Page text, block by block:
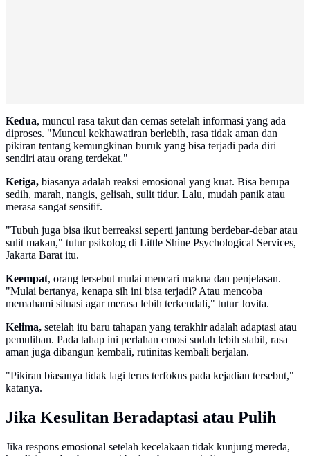
Kedua, muncul rasa takut dan cemas setelah informasi yang ada
diproses. "Muncul kekhawatiran berlebih, rasa tidak aman dan
pikiran tentang kemungkinan buruk yang bisa terjadi pada diri
sendiri atau orang terdekat."
Ketiga, biasanya adalah reaksi emosional yang kuat. Bisa berupa
sedih, marah, nangis, gelisah, sulit tidur. Lalu, mudah panik atau
merasa sangat sensitif.
"Tubuh juga bisa ikut berreaksi seperti jantung berdebar-debar atau
sulit makan," tutur psikolog di Little Shine Psychological Services,
Jakarta Barat itu.
Keempat, orang tersebut mulai mencari makna dan penjelasan.
"Mulai bertanya, kenapa sih ini bisa terjadi? Atau mencoba
memahami situasi agar merasa lebih terkendali," tutur Jovita.
Kelima, setelah itu baru tahapan yang terakhir adalah adaptasi atau
pemulihan. Pada tahap ini perlahan emosi sudah lebih stabil, rasa
aman juga dibangun kembali, rutinitas kembali berjalan.
"Pikiran biasanya tidak lagi terus terfokus pada kejadian tersebut,"
katanya.
Jika Kesulitan Beradaptasi atau Pulih
Jika respons emosional setelah kecelakaan tidak kunjung mereda,